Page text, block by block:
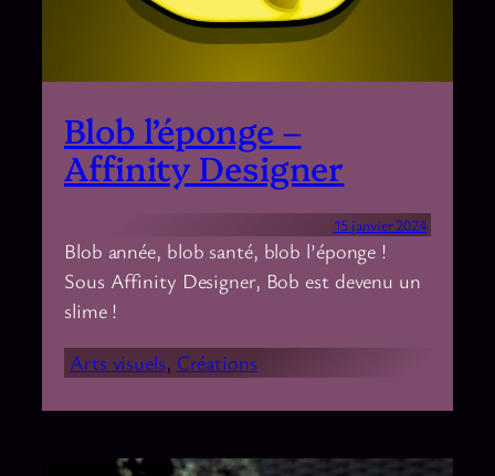
Blob l’éponge –
Affinity Designer
15 janvier 2024
Blob année, blob santé, blob l’éponge !
Sous Affinity Designer, Bob est devenu un
slime !
Arts visuels, Créations